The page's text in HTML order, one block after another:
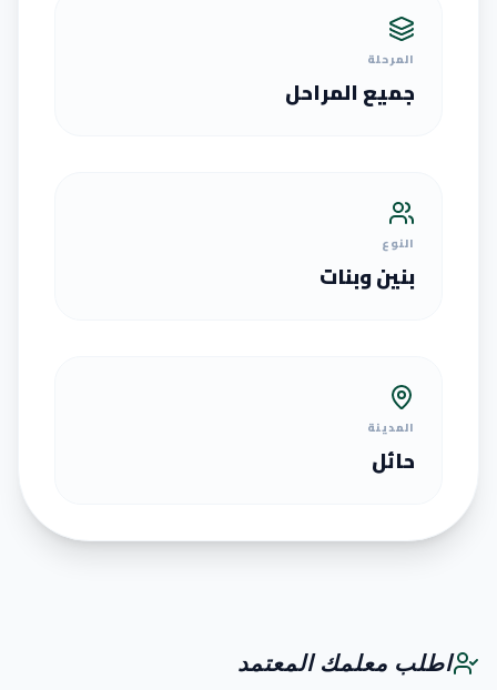
المرحلة
جميع المراحل
النوع
بنين وبنات
المدينة
حائل
اطلب معلمك المعتمد